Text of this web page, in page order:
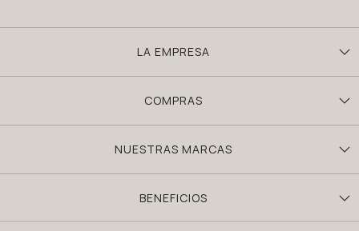
LA EMPRESA
COMPRAS
NUESTRAS MARCAS
BENEFICIOS